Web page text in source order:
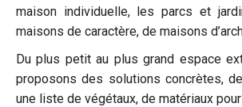
maison individuelle, les parcs et
maisons de caractère, de maisons
Du plus petit au plus grand espace
proposons des solutions concrètes,
une liste de végétaux, de matériaux